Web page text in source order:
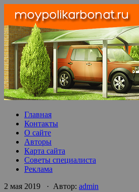
Главная
Контакты
О сайте
Авторы
Карта сайта
Советы специалиста
Реклама
2 мая 2019 · Автор: admin